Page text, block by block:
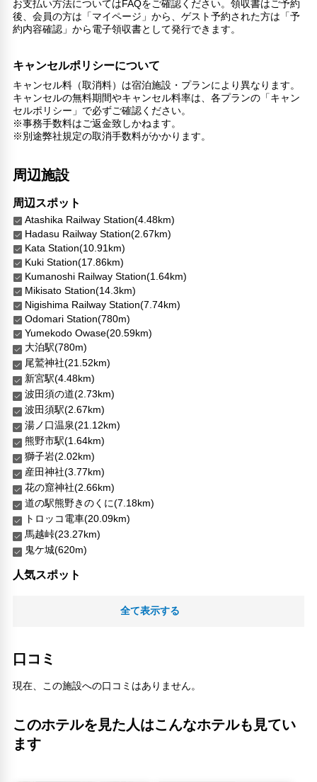
その他サービス
24時間フロント対応
自動販売機
コンタクトレス チェックイン/チェックアウト
リネン・衣類の湯洗い
キャッシュレス支払いサービス
お支払い方法についてはFAQをご確認ください。領収書はご予約
後、会員の方は「マイページ」から、ゲスト予約された方は「予
約内容確認」から電子領収書として発行できます。
キャンセルポリシーについて
キャンセル料（取消料）は宿泊施設・プランにより異なります。
キャンセルの無料期間やキャンセル料率は、各プランの「キャン
セルポリシー」で必ずご確認ください。
※事務手数料はご返金致しかねます。
※別途弊社規定の取消手数料がかかります。
周辺施設
周辺スポット
Atashika Railway Station(4.48km)
Hadasu Railway Station(2.67km)
Kata Station(10.91km)
Kuki Station(17.86km)
Kumanoshi Railway Station(1.64km)
Mikisato Station(14.3km)
Nigishima Railway Station(7.74km)
Odomari Station(780m)
Yumekodo Owase(20.59km)
大泊駅(780m)
尾鷲神社(21.52km)
新宮駅(4.48km)
波田須の道(2.73km)
波田須駅(2.67km)
湯ノ口温泉(21.12km)
熊野市駅(1.64km)
獅子岩(2.02km)
産田神社(3.77km)
花の窟神社(2.66km)
道の駅熊野きのくに(7.18km)
トロッコ電車(20.09km)
馬越峠(23.27km)
鬼ケ城(620m)
人気スポット
全て表示する
口コミ
現在、この施設への口コミはありません。
このホテルを見た人はこんなホテルも見てい
ます